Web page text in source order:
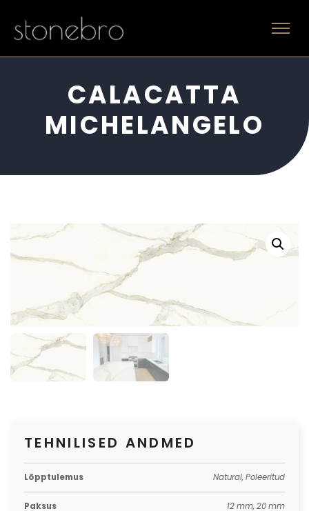
CALACATTA
MICHELANGELO
TEHNILISED ANDMED
Lõpptulemus Natural, Poleeritud
Paksus 12 mm, 20 mm